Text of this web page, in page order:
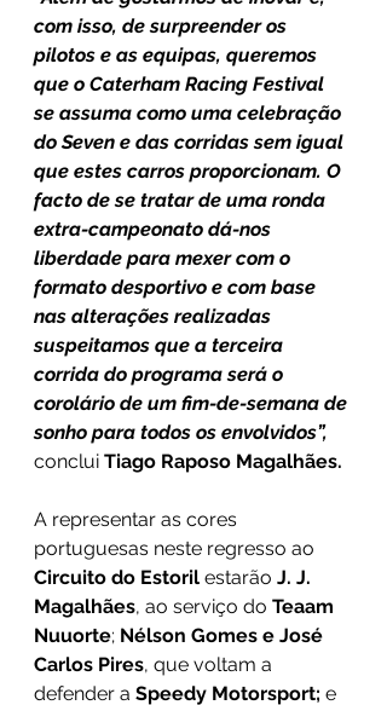
com isso, de surpreender os
pilotos e as equipas, queremos
que o Caterham Racing Festival
se assuma como uma celebração
do Seven e das corridas sem igual
que estes carros proporcionam. O
facto de se tratar de uma ronda
extra-campeonato dá-nos
liberdade para mexer com o
formato desportivo e com base
nas alterações realizadas
suspeitamos que a terceira
corrida do programa será o
corolário de um fim-de-semana de
sonho para todos os envolvidos”,
conclui Tiago Raposo Magalhães.
A representar as cores
portuguesas neste regresso ao
Circuito do Estoril estarão J. J.
Magalhães, ao serviço do Teaam
Nuuorte; Nélson Gomes e José
Carlos Pires, que voltam a
defender a Speedy Motorsport; e